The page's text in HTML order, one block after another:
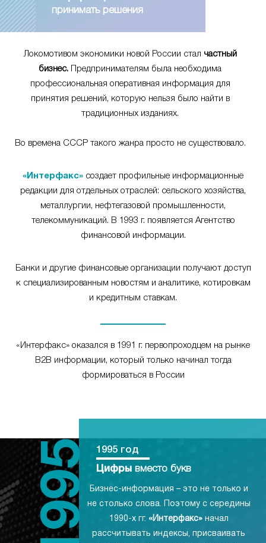
принимать решения
Локомотивом экономики новой России стал частный
бизнес. Предпринимателям была необходима
профессиональная оперативная информация для
принятия решений, которую нельзя было найти в
традиционных изданиях.
Во времена СССР такого жанра просто не существовало.
«Интерфакс» создает профильные информационные
редакции для отдельных отраслей: сельского хозяйства,
металлургии, нефтегазовой промышленности,
телекоммуникаций. В 1993 г. появляется Агентство
финансовой информации.
Банки и другие финансовые организации получают доступ
к специализированным новостям и аналитике, котировкам
и кредитным ставкам.
«Интерфакс» оказался в 1991 г. первопроходцем на рынке
B2B информации, который только начинал тогда
формироваться в России
1995 год
Цифры вместо букв
Бизнес-информация – это не только и
не столько слова. Поэтому с середины
1990-х гг. «Интерфакс»начал
рассчитывать индексы, присваивать